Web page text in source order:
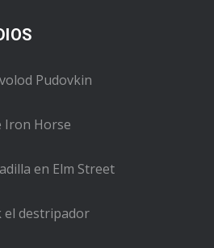
Pudovkin
Iron Horse
en Elm Street
el destripador